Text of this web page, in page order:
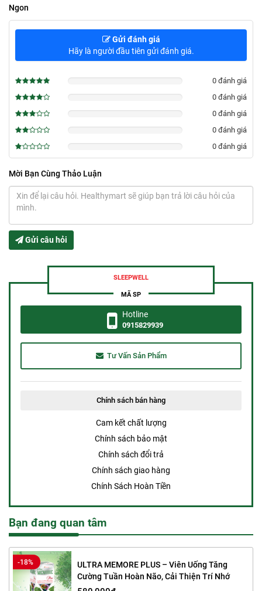
Ngon
Gửi đánh giá
Hãy là người đầu tiên gửi đánh giá.
0 đánh giá
0 đánh giá
0 đánh giá
0 đánh giá
0 đánh giá
Mời Bạn Cùng Thảo Luận
Gửi câu hỏi
SLEEPWELL
MÃ SP
Hotline
0915829939
Tư Vấn Sản Phẩm
Chính sách bán hàng
Cam kết chất lượng
Chính sách bảo mật
Chính sách đổi trả
Chính sách giao hàng
Chính Sách Hoàn Tiền
Bạn đang quan tâm
-18%
ULTRA MEMORE PLUS – Viên Uống Tăng
Cường Tuần Hoàn Não, Cải Thiện Trí Nhớ